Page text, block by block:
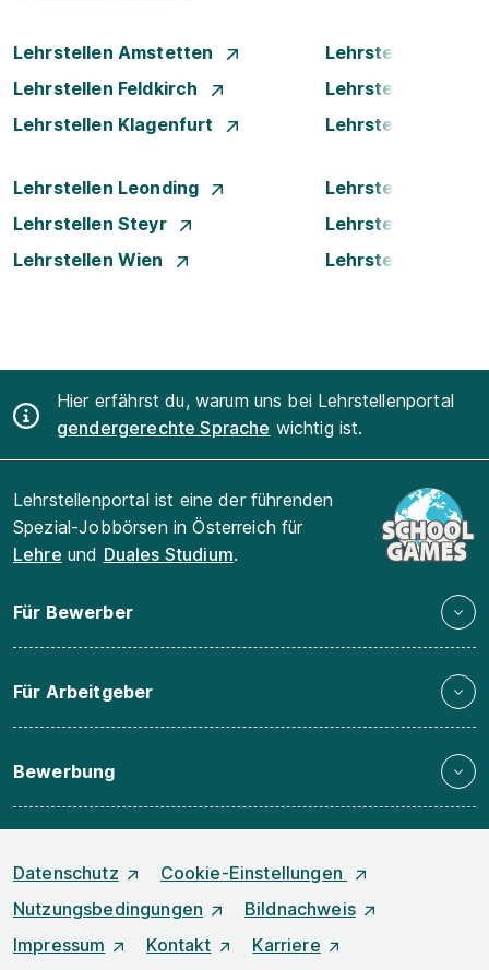
Lehrstellen Amstetten
Lehrstellen
Lehrstellen Feldkirch
Lehrstellen Graz
Lehrstellen Klagenfurt
Lehrstellen
Lehrstellen Leonding
Lehrstellen Linz
Lehrstellen Steyr
Lehrstellen Traun
Lehrstellen Wien
Lehrstellen
Hier erfährst du, warum uns bei Lehrstellenportal
gendergerechte Sprache wichtig ist.
Lehrstellenportal ist eine der führenden
Spezial-Jobbörsen in Österreich für
Lehre und Duales Studium.
Für Bewerber
Für Arbeitgeber
Bewerbung
Datenschutz
Cookie-Einstellungen
Nutzungsbedingungen
Bildnachweis
Impressum
Kontakt Karriere